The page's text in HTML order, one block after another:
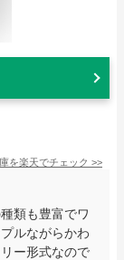
を楽天でチェック >>
類も豊富でワ
ルながらかわ
ー形式なので